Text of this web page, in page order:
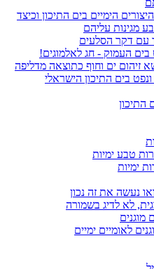
הימיים בים התיכון וכיצד
מגינות עליהם
עם דקר הסלעים
זיהום ים וחוף כתוצאה מדליפה
ונפט בים התיכון הישראלי
התיכון
טבע ימיות
ימיות
נעשה את זה נכון
לא לדיג בשמורה
מוגנים
לאומיים ימיים